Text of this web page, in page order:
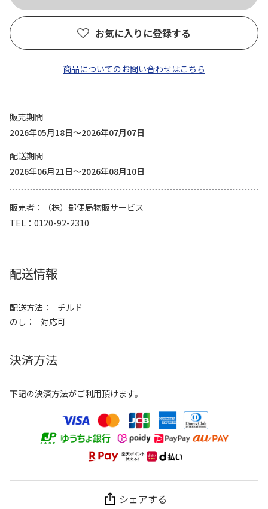
お気に入りに登録する
商品についてのお問い合わせはこちら
販売期間
2026年05月18日～2026年07月07日
配送期間
2026年06月21日～2026年08月10日
販売者
（株）郵便局物販サービス
TEL
0120-92-2310
配送情報
配送方法
チルド
のし
対応可
決済方法
下記の決済方法がご利用頂けます。
シェアする